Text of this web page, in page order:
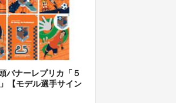
バナーレプリカ「５
【モデル選手サイン